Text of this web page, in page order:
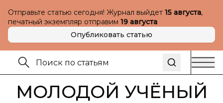
Отправьте статью сегодня! Журнал выйдет 15 августа,
печатный экземпляр отправим 19 августа
Опубликовать статью
МОЛОДОЙ УЧЁНЫЙ